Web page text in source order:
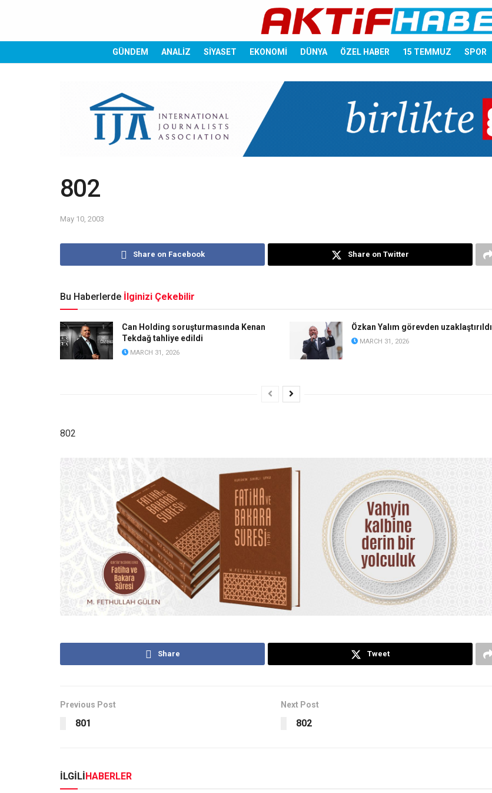
GÜNDEM ANALİZ SİYASET EKONOMİ DÜNYA ÖZEL HABER 15 TEMMUZ SPOR
802
May 10, 2003
Share on Facebook Share on Twitter
Bu Haberlerde İlginizi Çekebilir
Can Holding soruşturmasında Kenan
Tekdağ tahliye edildi
MARCH 31, 2026
Özkan Yalım görevden uzaklaştırıldı
MARCH 31, 2026
802
Share Tweet
Previous Post
801
Next Post
802
İLGİLİHABERLER